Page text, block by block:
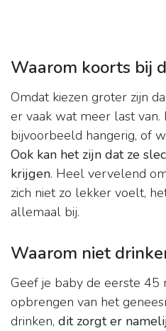
Waarom koorts bij
Omdat kiezen groter zijn
er vaak wat meer last van.
bijvoorbeeld hangerig, of
Ook kan het zijn dat ze
krijgen. Heel vervelend
zich niet zo lekker voelt,
allemaal bij.
Waarom niet
Geef je baby de eerste 45
opbrengen van het
drinken, dit zorgt er